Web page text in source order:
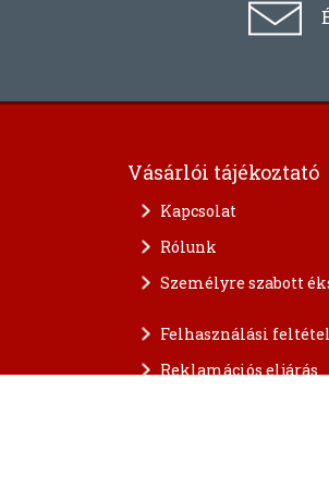
Vásárlói tájékoztató
Kapcsolat
Rólunk
Személyre szabott
Felhasználási
Reklamációs eljárás